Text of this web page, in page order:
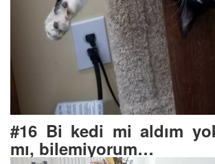
#16 Bi kedi mi aldım
mı, bilemiyorum…